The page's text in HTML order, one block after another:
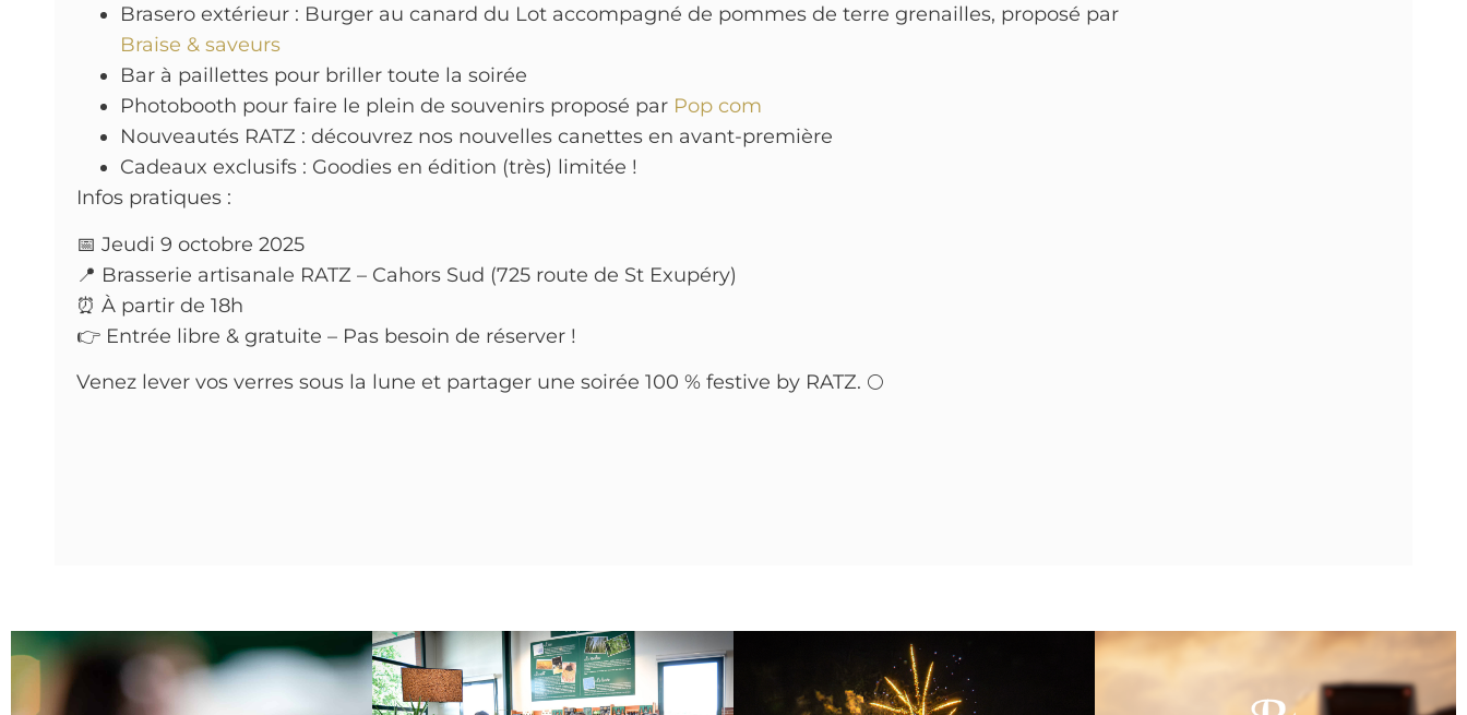
Brasero extérieur : Burger au canard du Lot accompagné de pommes de terre grenailles, proposé par
Braise & saveurs
Bar à paillettes pour briller toute la soirée
Photobooth pour faire le plein de souvenirs proposé par Pop com
Nouveautés RATZ : découvrez nos nouvelles canettes en avant-première
Cadeaux exclusifs : Goodies en édition (très) limitée !
Infos pratiques :
📅 Jeudi 9 octobre 2025
📍 Brasserie artisanale RATZ – Cahors Sud (725 route de St Exupéry)
⏰ À partir de 18h
👉 Entrée libre & gratuite – Pas besoin de réserver !
Venez lever vos verres sous la lune et partager une soirée 100 % festive by RATZ. 🌕